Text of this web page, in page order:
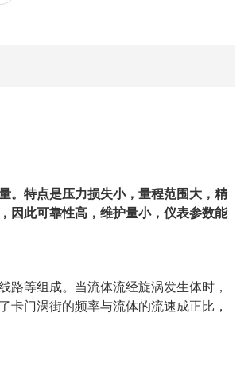
。特点是压力损失小，量程范围大，精
因此可靠性高，维护量小，仪表参数能
路等组成。当流体流经旋涡发生体时，
门涡街的频率与流体的流速成正比，